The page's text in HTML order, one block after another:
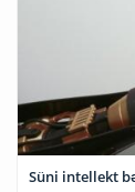
Süni intellekt